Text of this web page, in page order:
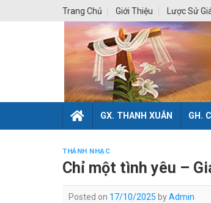
Trang Chủ Giới Thiệu Lược Sử
GX. THANH XUÂN GH.
THÁNH NHẠC
Chỉ một tình yêu –
Posted on 17/10/2025 byAdmin